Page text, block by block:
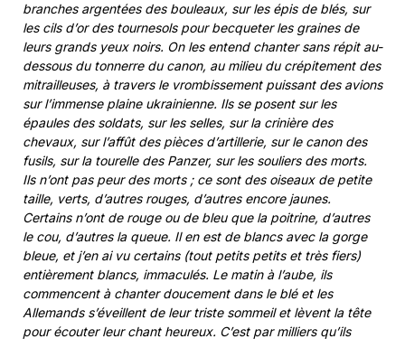
branches argentées des bouleaux, sur les épis de blés, sur
les cils d’or des tournesols pour becqueter les graines de
leurs grands yeux noirs. On les entend chanter sans répit au-
dessous du tonnerre du canon, au milieu du crépitement des
mitrailleuses, à travers le vrombissement puissant des avions
sur l’immense plaine ukrainienne. Ils se posent sur les
épaules des soldats, sur les selles, sur la crinière des
chevaux, sur l’affût des pièces d’artillerie, sur le canon des
fusils, sur la tourelle des Panzer, sur les souliers des morts.
Ils n’ont pas peur des morts ; ce sont des oiseaux de petite
taille, verts, d’autres rouges, d’autres encore jaunes.
Certains n’ont de rouge ou de bleu que la poitrine, d’autres
le cou, d’autres la queue. Il en est de blancs avec la gorge
bleue, et j’en ai vu certains (tout petits petits et très fiers)
entièrement blancs, immaculés. Le matin à l’aube, ils
commencent à chanter doucement dans le blé et les
Allemands s’éveillent de leur triste sommeil et lèvent la tête
pour écouter leur chant heureux. C’est par milliers qu’ils